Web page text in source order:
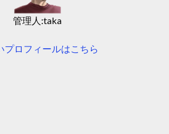
管理人:taka
プロフィールはこちら